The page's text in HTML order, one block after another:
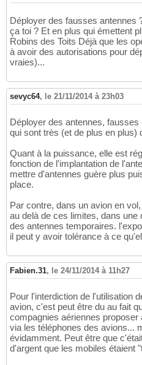
Déployer des fausses antennes
ça toi ? Et en plus qui émettent
Robins des Toits Déjà que les
à avoir des autorisations pour
vraies)...
sevyc64, le 21/11/2014 à 23h03
Déployer des antennes,
qui sont très (et de plus en plus)
Quant à la puissance, elle est
fonction de l'implantation de
mettre d'antennes guère plus
place.
Par contre, dans un avion en
au delà de ces limites, dans
des antennes temporaires.
il peut y avoir tolérance à ce
Fabien.31, le 24/11/2014 à 11h27
Pour l'interdiction de l'utilisation
avion, c'est peut être du au fait
compagnies aériennes
via les téléphones des avions...
évidamment. Peut être que
d'argent que les mobiles étaient